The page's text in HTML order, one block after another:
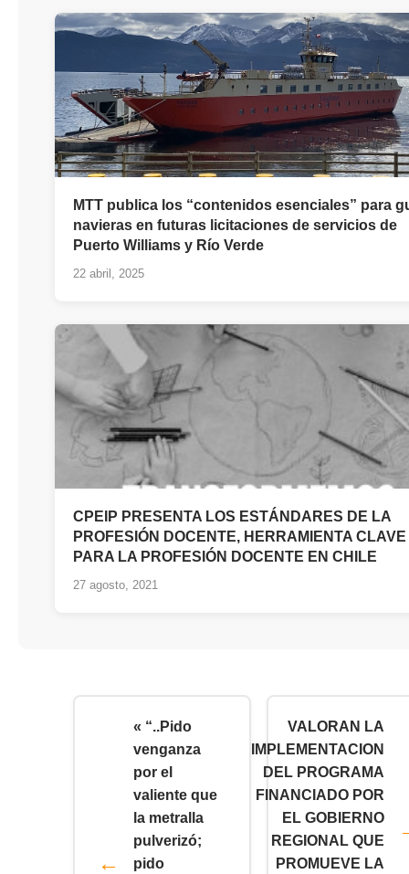
MTT publica los “contenidos esenciales” para
navieras en futuras licitaciones de servicios de
Puerto Williams y Río Verde
22 abril, 2025
CPEIP PRESENTA LOS ESTÁNDARES DE LA
PROFESIÓN DOCENTE, HERRAMIENTA CLAVE
PARA LA PROFESIÓN DOCENTE EN CHILE
27 agosto, 2021
« “..Pido
venganza
por el
valiente que
la metralla
pulverizó;
pido
VALORAN LA
IMPLEMENTACION
DEL PROGRAMA
FINANCIADO POR
EL GOBIERNO
REGIONAL QUE
PROMUEVE LA